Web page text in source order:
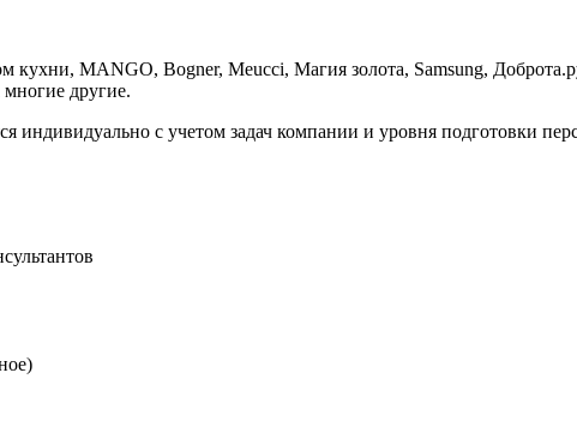
MANGO, Bogner, Meucci, Магия золота, Samsung,
другие.
индивидуально с учетом задач компании и уровня подготовки